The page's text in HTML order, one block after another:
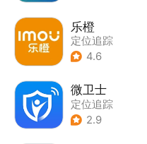
乐橙
定位追踪
4.6
微卫士
定位追踪
2.9